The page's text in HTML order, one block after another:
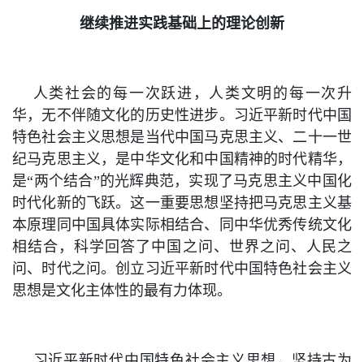
继续推进实践基础上的理论创新
人类社会的每一次跃进，人类文明的每一次升
华，无不伴随文化的历史性进步。习近平新时代中国
特色社会主义思想是当代中国马克思主义、二十一世
纪马克思主义，是中华文化和中国精神的时代精华，
是“两个结合”的光辉典范，实现了马克思主义中国化
时代化新的飞跃。这一重要思想坚持把马克思主义基
本原理同中国具体实际相结合、同中华优秀传统文化
相结合，科学回答了中国之问、世界之问、人民之
问、时代之问。创立习近平新时代中国特色社会主义
思想是文化主体性的最有力体现。